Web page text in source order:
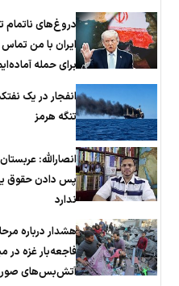
دروغ‌های ناتمام
ایران با من
برای حمله
انفجار در یک
تنگه هرمز
انصارالله:
پس دادن حقوق
ندارد
هشدار درباره
فاجعه‌بار غزه در
آتش‌بس‌های